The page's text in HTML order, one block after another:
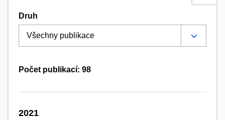
Druh
Počet publikací: 98
2021